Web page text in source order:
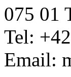
075 01
Tel:
Email: